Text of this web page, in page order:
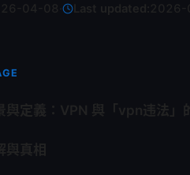
Last updated: